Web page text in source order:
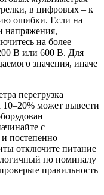
в цифровых – к
ошибки. Если на
напряжения,
на более
В или 600 В. Для
значения, иначе
перегрузка
может вывести
с
постепенно
отключите питание
по номиналу
правильность